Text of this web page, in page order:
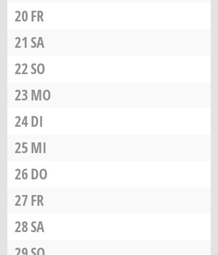
20FR
21 SA
22SO
23MO
24DI
25MI
26DO
27FR
28SA